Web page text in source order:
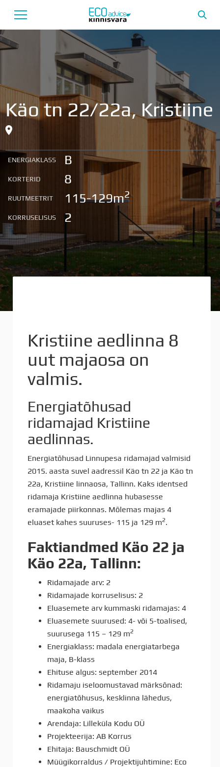
Avaleht
Uusarendused
Tutvustus
Teenused
Meeskond
Käo tn 22/22a, Kristiine
B
ENERGIAKLASS
8
KORTERID
115-129m2
RUUTMEETRIT
2
KORRUSELISUS
Kristiine aedlinna 8
uut majaosa on
valmis.
Energiatõhusad
ridamajad Kristiine
aedlinnas.
Energiatõhusad Linnupesa ridamajad valmisid
2015. aasta suvel aadressil Käo tn 22 ja Käo tn
22a, Kristiine linnaosa, Tallinn. Kaks identsed
ridamaja Kristiine aedlinna hubasesse
eramajade piirkonnas. Mõlemas majas 4
eluaset kahes suuruses- 115 ja 129 m2.
Faktiandmed Käo 22 ja
Käo 22a, Tallinn:
Ridamajade arv: 2
Ridamajade korruselisus: 2
Eluasemete arv kummaski ridamajas: 4
Eluasemete suurused: 4- või 5-toalised,
suurusega 115 – 129 m2
Energiaklass: madala energiatarbega
maja, B-klass
Ehituse algus: september 2014
Ridamaju iseloomustavad märksõnad:
energiatõhusus, kesklinna lähedus,
maakoha vaikus
Arendaja: Lilleküla Kodu OÜ
Projekteerija: AB Korrus
Ehitaja: Bauschmidt OÜ
Müügikorraldus / Projektijuhtimine: Eco